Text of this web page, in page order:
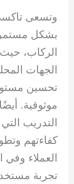
وتسعى
بشكل
الركاب،
الجهات
تحسين
موثوقية.
التدريب
كفاءتهم
العملاء وفي
تجربة